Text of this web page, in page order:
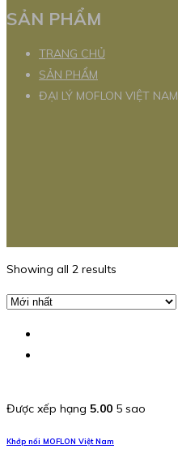
SẢN PHẨM
TRANG CHỦ
SẢN PHẨM
ĐẠI LÝ MOFLON VIỆT NAM
Showing all 2 results
Được xếp hạng 5.00 5 sao
Khớp nối MOFLON Việt Nam